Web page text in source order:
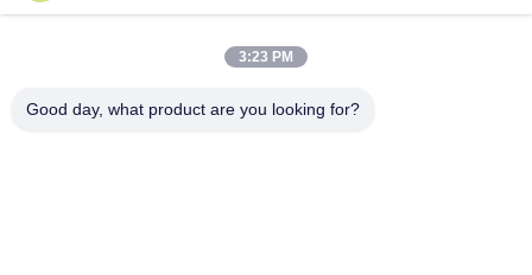
3:23 PM
Good day, what product are you looking for?